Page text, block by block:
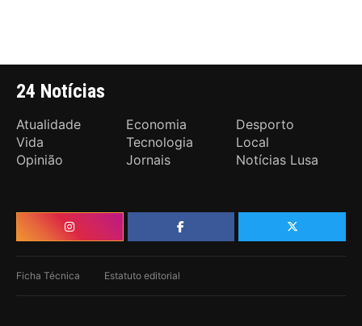
24 Notícias
Atualidade Economia
Desporto
Vida
Tecnologia
Local
Opinião
Jornais Notícias Lusa
Ficha Técnica Estatuto editorial